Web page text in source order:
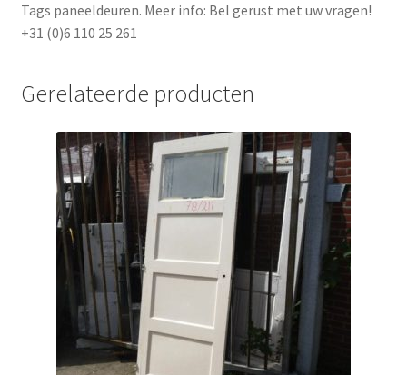
Tags paneeldeuren. Meer info: Bel gerust met uw vragen!
+31 (0)6 110 25 261
Gerelateerde producten